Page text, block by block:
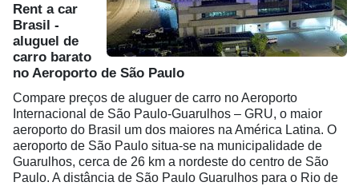
Rent a car
Brasil -
aluguel de
carro barato
no Aeroporto de São Paulo
Compare preços de aluguer de carro no Aeroporto
Internacional de São Paulo-Guarulhos – GRU, o maior
aeroporto do Brasil um dos maiores na América Latina. O
aeroporto de São Paulo situa-se na municipalidade de
Guarulhos, cerca de 26 km a nordeste do centro de São
Paulo. A distância de São Paulo Guarulhos para o Rio de